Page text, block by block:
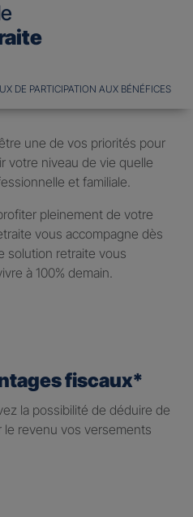
DE PARTICIPATION AUX BÉNÉFICES
une de vos priorités pour
votre niveau de vie quelle
et familiale.
pleinement de votre
vous accompagne dès
solution retraite vous
à 100% demain.
fiscaux*
la possibilité de déduire de
le revenu vos versements